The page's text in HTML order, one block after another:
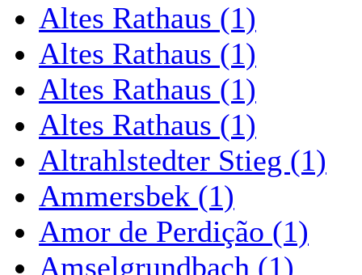
Altes Rathaus (1)
Altes Rathaus (1)
Altes Rathaus (1)
Altes Rathaus (1)
Altrahlstedter Stieg (1)
Ammersbek (1)
Amor de Perdição (1)
Amselgrundbach (1)